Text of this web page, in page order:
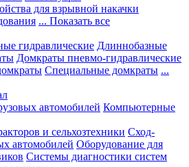
для взрывной накачки
... Показать все
гидравлические Длиннобазные
Домкраты пневмо-гидравлические
Специальные домкраты ...
автомобилей Компьютерные
и сельхозтехники Сход-
автомобилей Оборудование для
Системы диагностики систем